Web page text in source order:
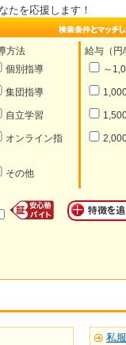
たを応援します！
方法
個別指導
集団指導
自立学習
オンライン指
その他
給与（円/
～
私